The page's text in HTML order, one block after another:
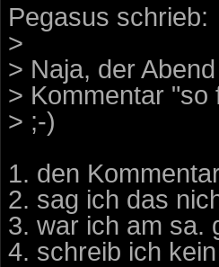
Pegasus schrieb:
>
> Naja, der
> Kommentar "so
> ;-)
1. den
2. sag ich das
3. war ich am sa.
4. schreib ich